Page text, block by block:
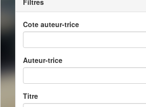
Filtres
Cote auteur-trice
Auteur-trice
Titre